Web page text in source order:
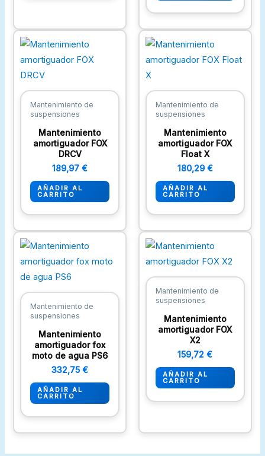
Mantenimiento de
suspensiones
Mantenimiento
amortiguador FOX
DRCV
189,97€
AÑADIR AL
CARRITO
Mantenimiento de
suspensiones
Mantenimiento
amortiguador FOX
Float X
180,29 €
AÑADIR AL
CARRITO
Mantenimiento de
suspensiones
Mantenimiento
amortiguador fox
moto de agua PS6
332,75€
AÑADIR AL
CARRITO
Mantenimiento de
suspensiones
Mantenimiento
amortiguador FOX
X2
159,72€
AÑADIR AL
CARRITO